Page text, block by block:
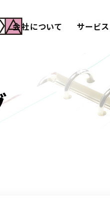
会社について サービス